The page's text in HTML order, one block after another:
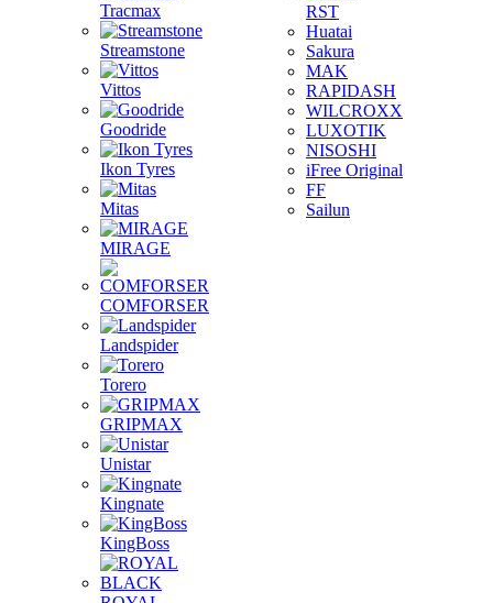
Tracmax
Streamstone
Vittos
Goodride
Ikon Tyres
Mitas
MIRAGE
COMFORSER
Landspider
Torero
GRIPMAX
Unistar
Kingnate
KingBoss
RST
Huatai
Sakura
MAK
RAPIDASH
WILCROXX
LUXOTIK
NISOSHI
iFree Original
FF
Sailun